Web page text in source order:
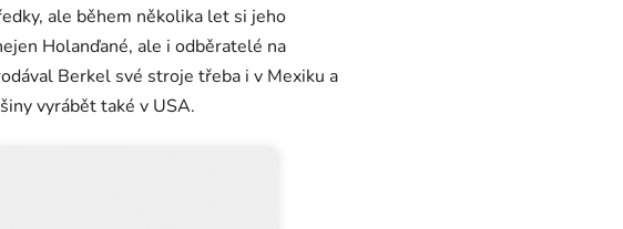
ale během několika let si jeho
Holanďané, ale i odběratelé na
Berkel své stroje třeba i v Mexiku a
vyrábět také v USA.